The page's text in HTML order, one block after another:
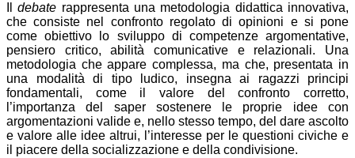
Ildebate rappresenta una metodologia didattica innovativa,
che consiste nel confronto regolato di opinioni e si pone
come obiettivo lo sviluppo di competenze argomentative,
pensiero critico, abilità comunicative e relazionali. Una
metodologia che appare complessa, ma che, presentata in
una modalità di tipo ludico, insegna ai ragazzi principi
fondamentali, come il valore del confronto corretto,
l’importanza del saper sostenere le proprie idee con
argomentazioni valide e, nello stesso tempo, del dare ascolto
e valore alle idee altrui, l’interesse per le questioni civiche e
il piacere della socializzazione e della condivisione.